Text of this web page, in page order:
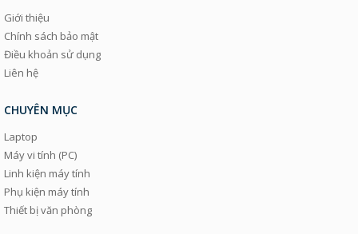
Giới thiệu
Chính sách bảo mật
Điều khoản sử dụng
Liên hệ
CHUYÊN MỤC
Laptop
Máy vi tính (PC)
Linh kiện máy tính
Phụ kiện máy tính
Thiết bị văn phòng